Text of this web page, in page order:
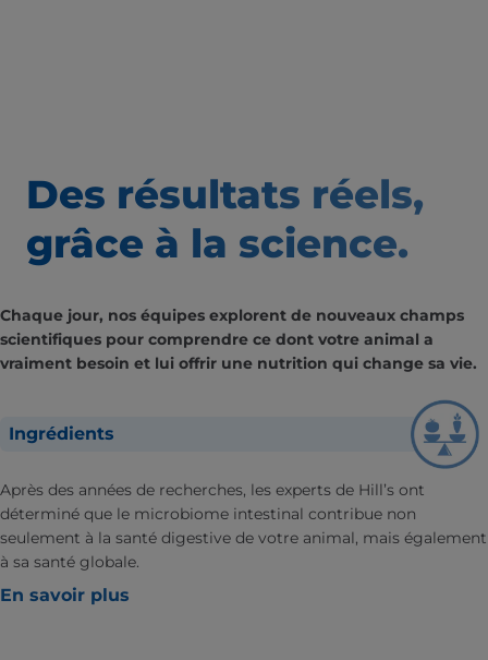
Des résultats réels,
grâce à la science.
Chaque jour, nos équipes explorent de nouveaux champs
scientifiques pour comprendre ce dont votre animal a
vraiment besoin et lui offrir une nutrition qui change sa vie.
Ingrédients
Après des années de recherches, les experts de Hill’s ont
déterminé que le microbiome intestinal contribue non
seulement à la santé digestive de votre animal, mais également
à sa santé globale.
En savoir plus